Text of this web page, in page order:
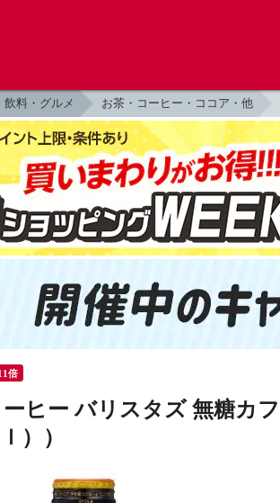
飲料・グルメ お茶・コーヒー・ココア・他
倍
ヒー バリスタズ 無糖カ
））